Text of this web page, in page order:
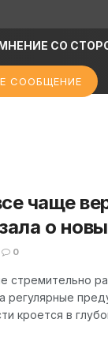
СО
СООБЩЕНИЕ
чаще
о
0
стремительно
регулярные
кроется в